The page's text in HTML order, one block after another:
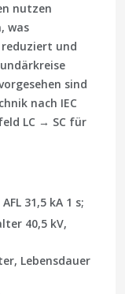
nutzen
was
und
sind
nach IEC
LC → SC für
31,5 kA 1 s;
40,5 kV,
Lebensdauer